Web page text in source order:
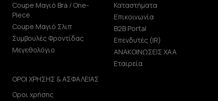
Coupe Μαγιό Bra / One-
Piece
Coupe Μαγιό Σλιπ
Συμβουλές Φροντίδας
Μεγεθολόγιο
Καταστήματα
Επικοινωνία
B2B Portal
Επενδυτές (IR)
ΑΝΑΚΟΙΝΩΣΕΙΣ ΧΑΑ
Εταιρεία
ΟΡΟΙ ΧΡΗΣΗΣ & ΑΣΦΑΛΕΙΑΣ
Οροι χρήσης